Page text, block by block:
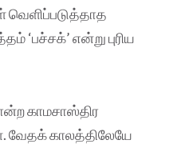
‘பச்சக்’ என்று புரிய
காமசாஸ்திர
வேதக் காலத்திலேயே